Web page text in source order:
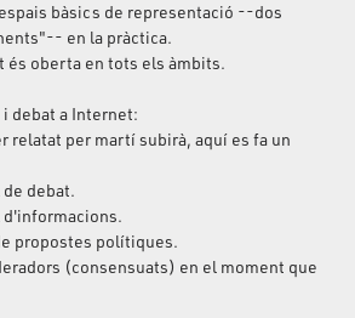
bàsics de representació --dos
en la pràctica.
oberta en tots els àmbits.
debat a Internet:
relatat per martí subirà, aquí es fa un
debat.
propostes polítiques.
(consensuats) en el moment que